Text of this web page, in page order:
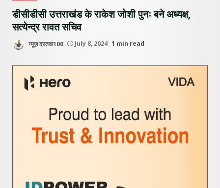
डीसीडीसी उत्तराखंड के राकेश जोशी पुनः बने अध्यक्ष,
सत्येन्द्र रावत सचिव
न्यूज़ दस्तक100 July 8, 2024 1 min read